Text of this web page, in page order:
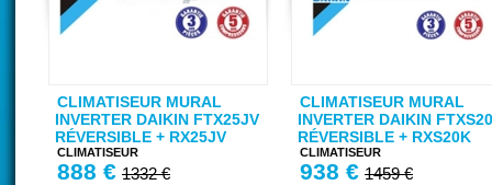
CLIMATISEUR MURAL
INVERTER DAIKIN FTX25JV
RÉVERSIBLE + RX25JV
CLIMATISEUR
888 € 1332 €
CLIMATISEUR MURAL
INVERTER DAIKIN
RÉVERSIBLE + RXS20K
CLIMATISEUR
938 € 1459 €